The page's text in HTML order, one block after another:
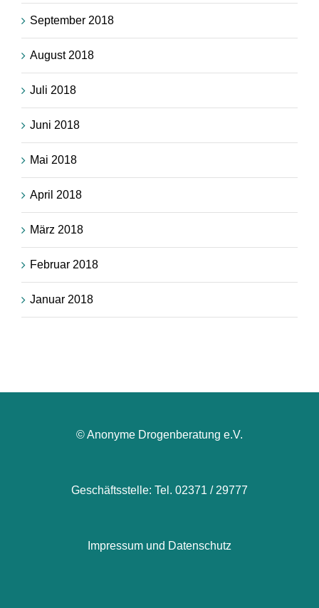
September 2018
August 2018
Juli 2018
Juni 2018
Mai 2018
April 2018
März 2018
Februar 2018
Januar 2018
© Anonyme Drogenberatung e.V.
Geschäftsstelle: Tel. 02371 / 29777
Impressum und Datenschutz